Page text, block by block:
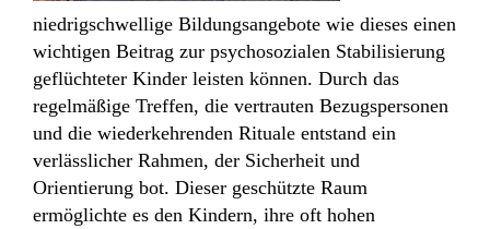
niedrigschwellige Bildungsangebote wie dieses einen
wichtigen Beitrag zur psychosozialen Stabilisierung
geflüchteter Kinder leisten können. Durch das
regelmäßige Treffen, die vertrauten Bezugspersonen
und die wiederkehrenden Rituale entstand ein
verlässlicher Rahmen, der Sicherheit und
Orientierung bot. Dieser geschützte Raum
ermöglichte es den Kindern, ihre oft hohen